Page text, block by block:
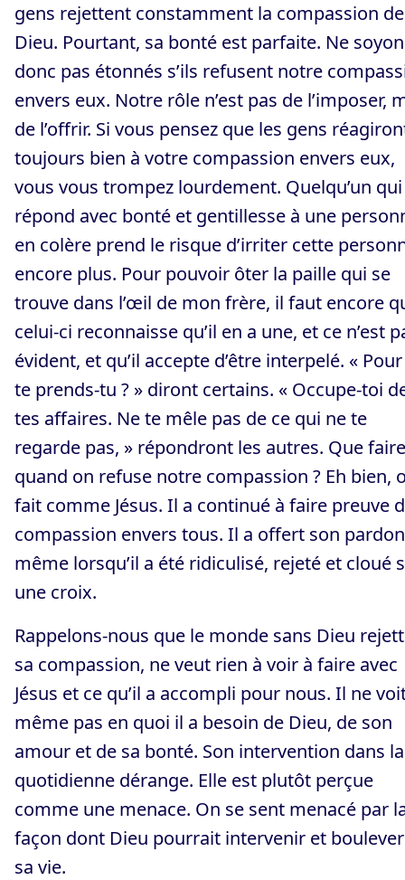
gens rejettent constamment la compassion de
Dieu. Pourtant, sa bonté est parfaite. Ne
donc pas étonnés s’ils refusent notre
envers eux. Notre rôle n’est pas de l’imposer,
de l’offrir. Si vous pensez que les gens
toujours bien à votre compassion envers eux,
vous vous trompez lourdement. Quelqu’un qui
répond avec bonté et gentillesse à une
en colère prend le risque d’irriter cette
encore plus. Pour pouvoir ôter la paille qui se
trouve dans l’œil de mon frère, il faut encore
celui-ci reconnaisse qu’il en a une, et ce n’est
évident, et qu’il accepte d’être interpelé. «
te prends-tu ? » diront certains. « Occupe-toi
tes affaires. Ne te mêle pas de ce qui ne te
regarde pas, » répondront les autres. Que faire
quand on refuse notre compassion ? Eh bien,
fait comme Jésus. Il a continué à faire preuve
compassion envers tous. Il a offert son
même lorsqu’il a été ridiculisé, rejeté et cloué
une croix.
Rappelons-nous que le monde sans Dieu
sa compassion, ne veut rien à voir à faire avec
Jésus et ce qu’il a accompli pour nous. Il ne
même pas en quoi il a besoin de Dieu, de son
amour et de sa bonté. Son intervention dans
quotidienne dérange. Elle est plutôt perçue
comme une menace. On se sent menacé par
façon dont Dieu pourrait intervenir et
sa vie.